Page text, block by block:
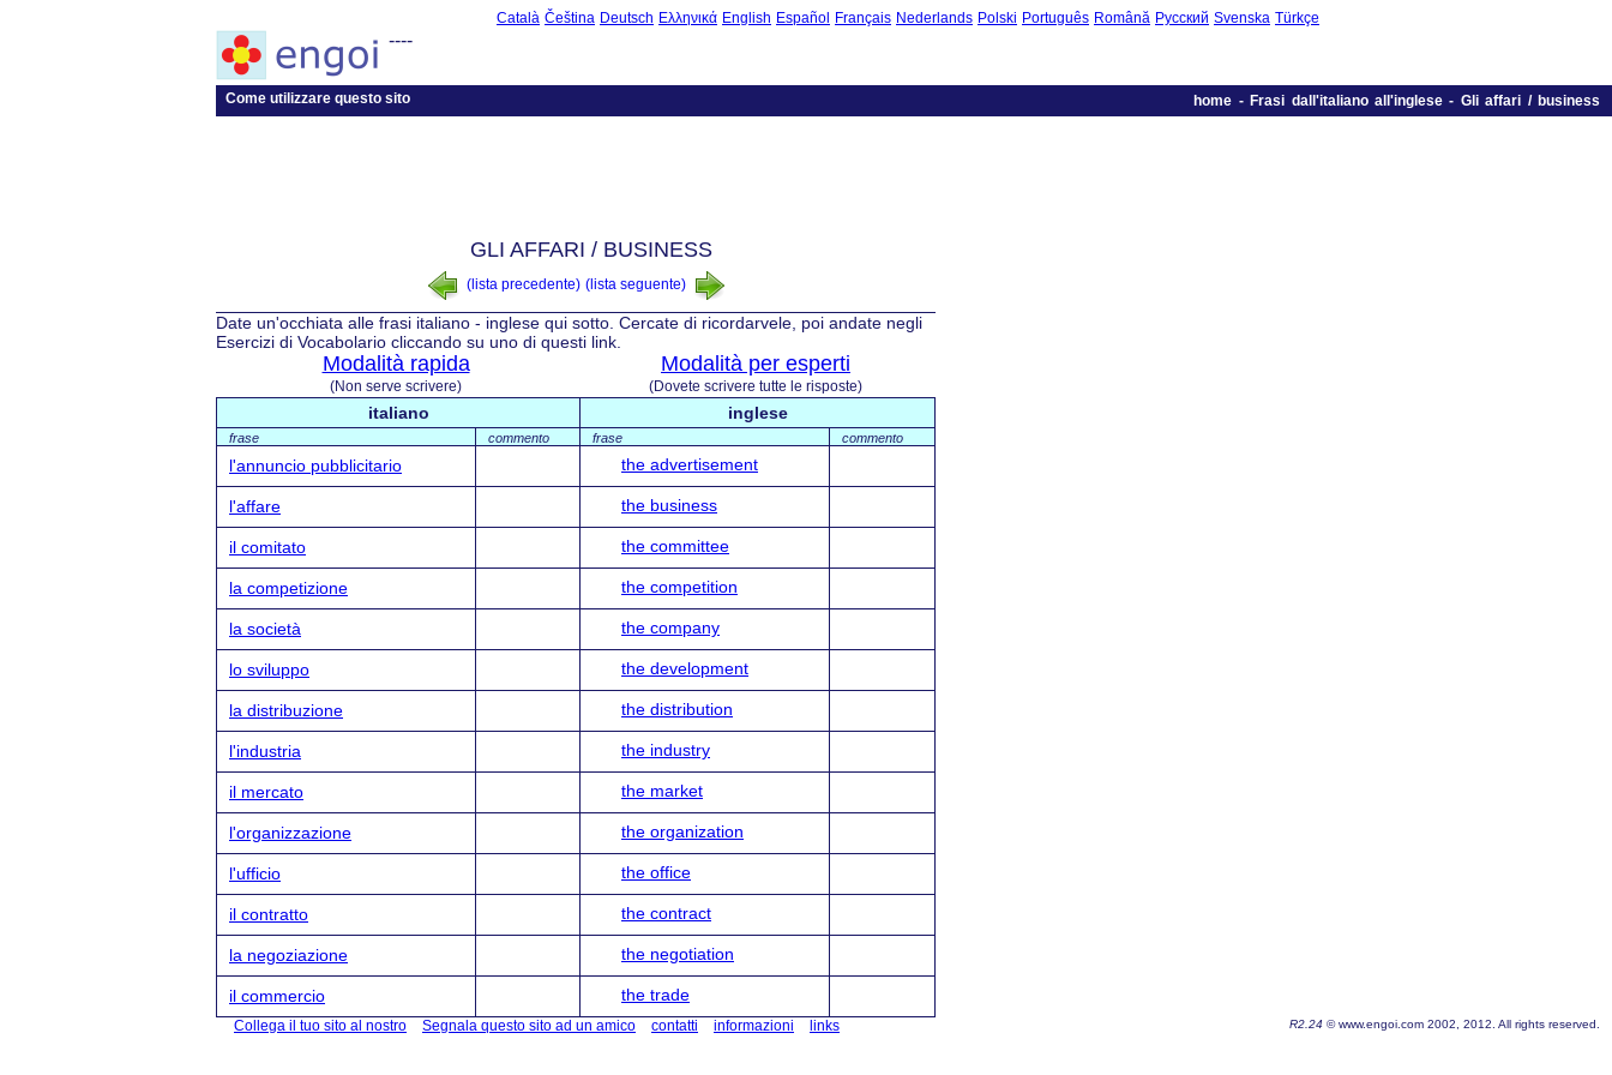
Català Čeština Deutsch Ελληνικά English Español Français Nederlands Polski Português Română Русский Svenska Türkçe
----
Come utilizzare questo sito home - Frasi dall'italiano all'inglese- Gli affari / business
GLI AFFARI / BUSINESS
(lista precedente) (lista seguente)
Date un'occhiata alle frasi italiano - inglese qui sotto. Cercate di ricordarvele, poi andate negli
Esercizi di Vocabolario cliccando su uno di questi link.
Modalità rapida
(Non serve scrivere)
Modalità per esperti
(Dovete scrivere tutte le risposte)
italiano inglese
frase commento frase commento
l'annuncio pubblicitario the advertisement
l'affare the business
il comitato the committee
la competizione the competition
la società the company
lo sviluppo the development
la distribuzione the distribution
l'industria the industry
il mercato the market
l'organizzazione the organization
l'ufficio the office
il contratto the contract
la negoziazione the negotiation
il commercio the trade
Collega il tuo sito al nostro Segnala questo sito ad un amico contatti informazioni links R2.24 © www.engoi.com 2002, 2012. All rights reserved.